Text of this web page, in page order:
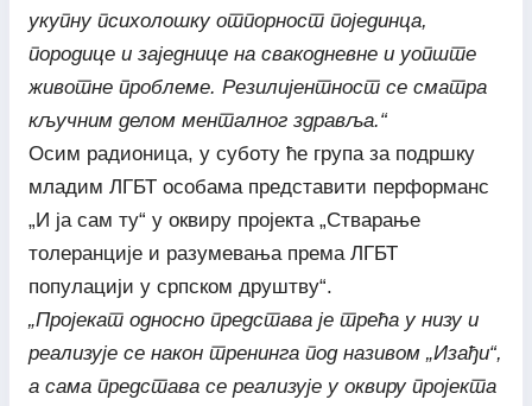
укупну психолошку отпорност појединца,
породице и заједнице на свакодневне и уопште
животне проблеме. Резилијентност се сматра
кључним делом менталног здравља.“
Осим радионица, у суботу ће група за подршку
младим ЛГБТ особама представити перформанс
„И ја сам ту“ у оквиру пројекта „Стварање
толеранције и разумевања према ЛГБТ
популацији у српском друштву“.
„Пројекат односно представа је трећа у низу и
реализује се након тренинга под називом „Изађи“,
а сама представа се реализује у оквиру пројекта